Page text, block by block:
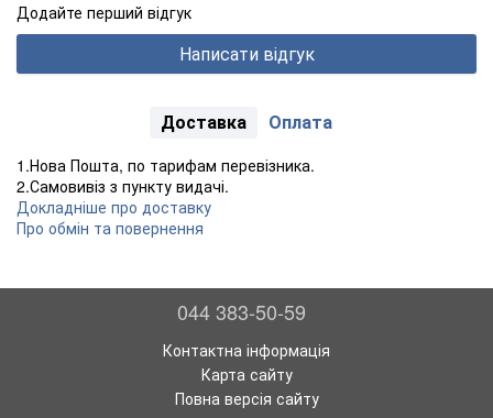
Додайте перший відгук
Написати відгук
Доставка Оплата
1.Нова Пошта, по тарифам перевізника.
2.Самовивіз з пункту видачі.
Докладніше про доставку
Про обмін та повернення
044 383-50-59
Контактна інформація
Карта сайту
Повна версія сайту